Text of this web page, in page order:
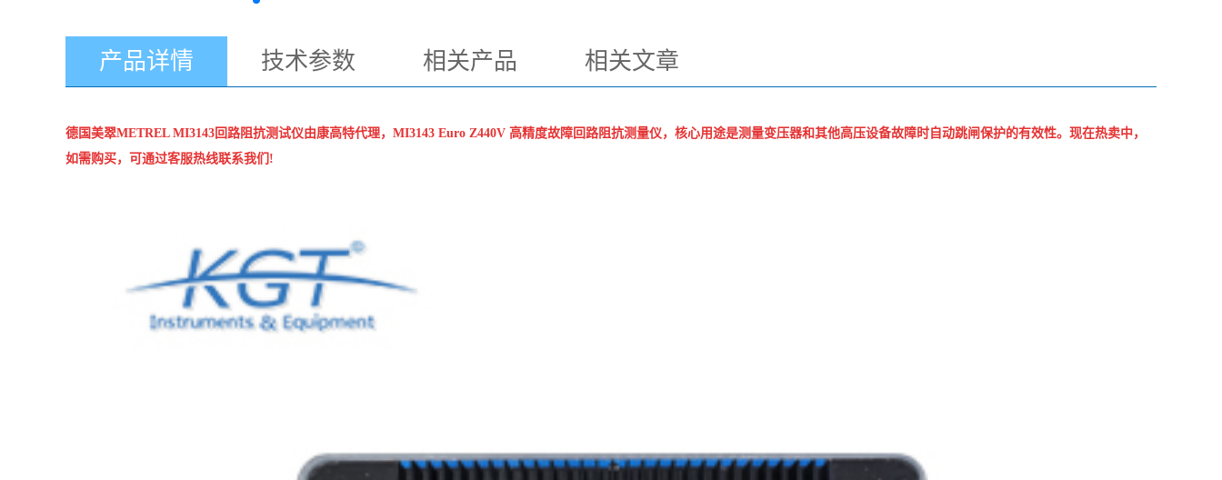
产品详情 技术参数 相关产品 相关文章
德国美翠METREL MI3143回路阻抗测试仪由康高特代理，MI3143 Euro Z440V 高精度故障回路阻抗测量仪，核心用途是测量变压器和其他高压设备故障时自动跳闸保护的有效性。 现在热卖中，
如需购买，
可通过客服热线联系我们!